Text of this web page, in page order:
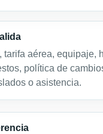
tarifa aérea, equipaje,
política de
o asistencia.